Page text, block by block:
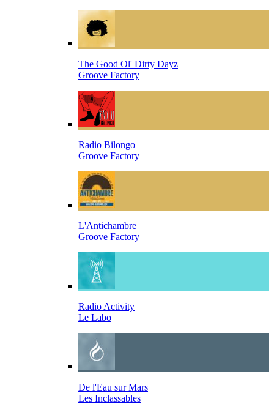
The Good Ol' Dirty Dayz
Groove Factory
Radio Bilongo
Groove Factory
L'Antichambre
Groove Factory
Radio Activity
Le Labo
De l'Eau sur Mars
Les Inclassables